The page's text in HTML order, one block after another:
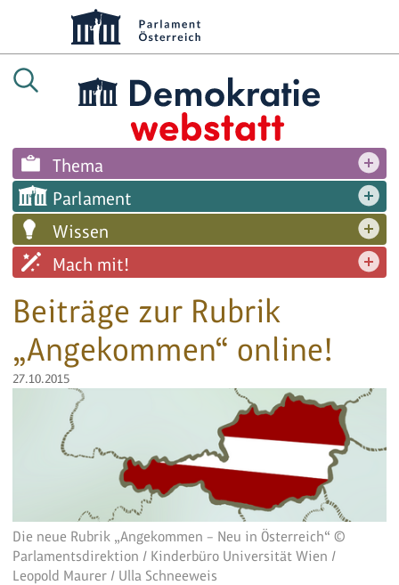
Thema
Parlament
Wissen
Mach mit!
Beiträge zur Rubrik
„Angekommen“ online!
27.10.2015
Die neue Rubrik „Angekommen – Neu in Österreich“ ©
Parlamentsdirektion / Kinderbüro Universität Wien /
Leopold Maurer / Ulla Schneeweis